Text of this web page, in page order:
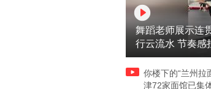
舞蹈老师展示连
行云流水 节奏感
又舞又武的？
你楼下的“兰州拉
津72家面馆已集